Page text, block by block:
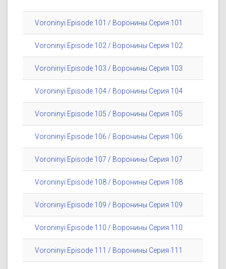
Voroninyi Episode 101 / Воронины Серия 101
Voroninyi Episode 102 / Воронины Серия 102
Voroninyi Episode 103 / Воронины Серия 103
Voroninyi Episode 104 / Воронины Серия 104
Voroninyi Episode 105 / Воронины Серия 105
Voroninyi Episode 106 / Воронины Серия 106
Voroninyi Episode 107 / Воронины Серия 107
Voroninyi Episode 108 / Воронины Серия 108
Voroninyi Episode 109 / Воронины Серия 109
Voroninyi Episode 110 / Воронины Серия 110
Voroninyi Episode 111 / Воронины Серия 111